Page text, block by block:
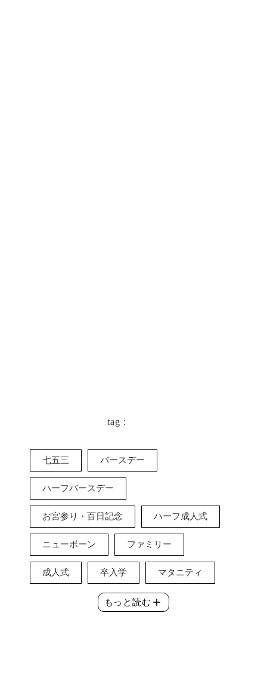
tag :
七五三 バースデー
ハーフバースデー
お宮参り・百日記念 ハーフ成人式
ニューボーン ファミリー
成人式 卒入学 マタニティ
もっと読む add